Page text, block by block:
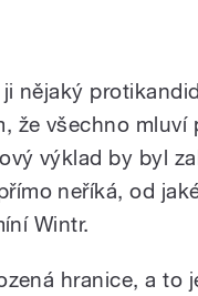
ji nějaký
že všechno
výklad by byl
neříká, od
Wintr.
hranice, a to